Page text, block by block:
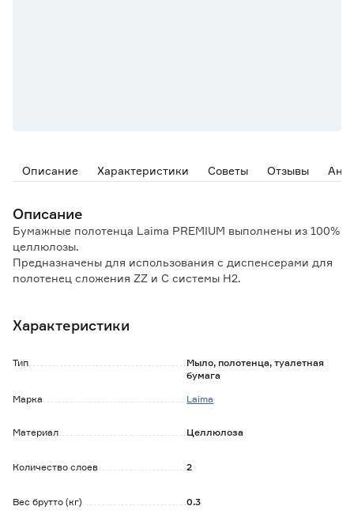
Описание Характеристики Советы Отзывы
Описание
Бумажные полотенца Laima PREMIUM выполнены из 100%
целлюлозы.
Предназначены для использования с диспенсерами для
полотенец сложения ZZ и С системы H2.
- ширина листа: 21 см;
Характеристики
Тип
Мыло, полотенца, туалетная
бумага
Марка
Laima
Материал Целлюлоза
Количество слоев 2
Вес брутто (кг) 0.3